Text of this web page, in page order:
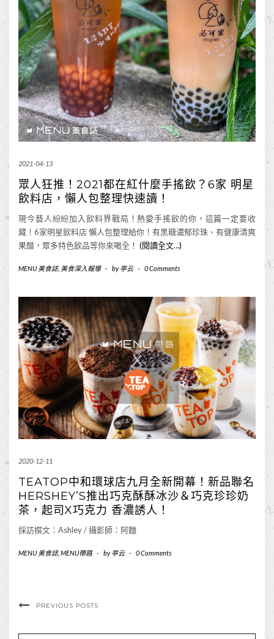
2021-04-13
眾人狂推！2021都在紅什麼手搖飲？6家 明星
飲料店，懶人包整理快速讀！
現今藝人紛紛加入飲料界戰局！熱愛手搖飲的你，這篇一定要收
藏！6家明星飲料店 懶人包整理給你！有黑糖濃郁珍珠、有健康清爽
果醋，眾多特色飲品等你來喝全！ (閱讀全文…)
MENU 美食誌, 美食深入報導 - by亭云 - 0 Comments
2020-12-11
TEATOP中和環球店九月全新開幕！新品聯名
HERSHEY’S推出巧克酥酥冰沙＆巧克珍珍奶
茶，起司X巧克力 香濃誘人！
採訪撰文：Ashley / 攝影師：阿麵
MENU 美食誌,MENU帶路 - by亭云 - 0 Comments
PREVIOUS POSTS